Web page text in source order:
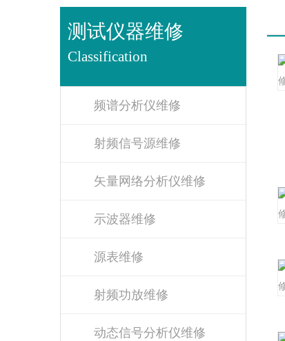
测试仪器维修
Classification
频谱分析仪维修
射频信号源维修
矢量网络分析仪维修
示波器维修
源表维修
射频功放维修
动态信号分析仪维修